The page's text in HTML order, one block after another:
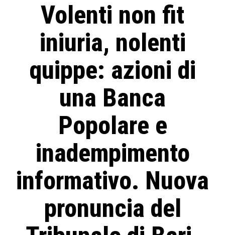
Volenti non fit
iniuria, nolenti
quippe: azioni di
una Banca
Popolare e
inadempimento
informativo. Nuova
pronuncia del